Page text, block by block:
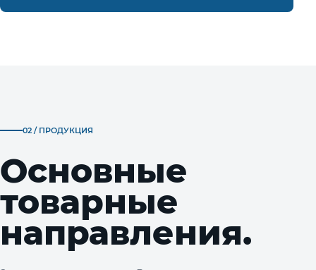
02 / ПРОДУКЦИЯ
Основные
товарные
направления.